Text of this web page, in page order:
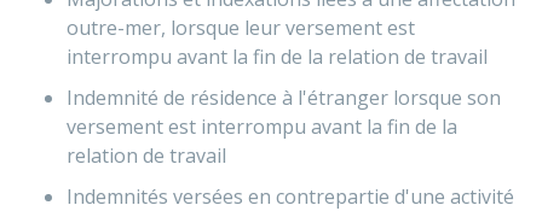
outre-mer, lorsque leur versement est
interrompu avant la fin de la relation de travail
Indemnité de résidence à l'étranger lorsque son
versement est interrompu avant la fin de la
relation de travail
Indemnités versées en contrepartie d'une activité